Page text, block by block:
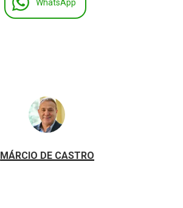
WhatsApp
MÁRCIO DE CASTRO